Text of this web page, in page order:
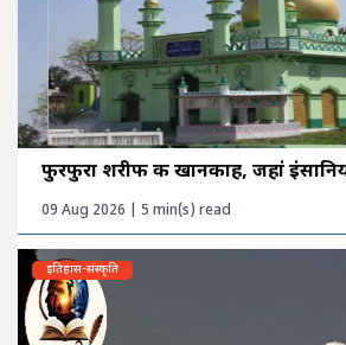
फुरफुरा शरीफ की खानकाह, जहां
09 Aug 2026 | 5 min(s) read
इतिहास-संस्कृति